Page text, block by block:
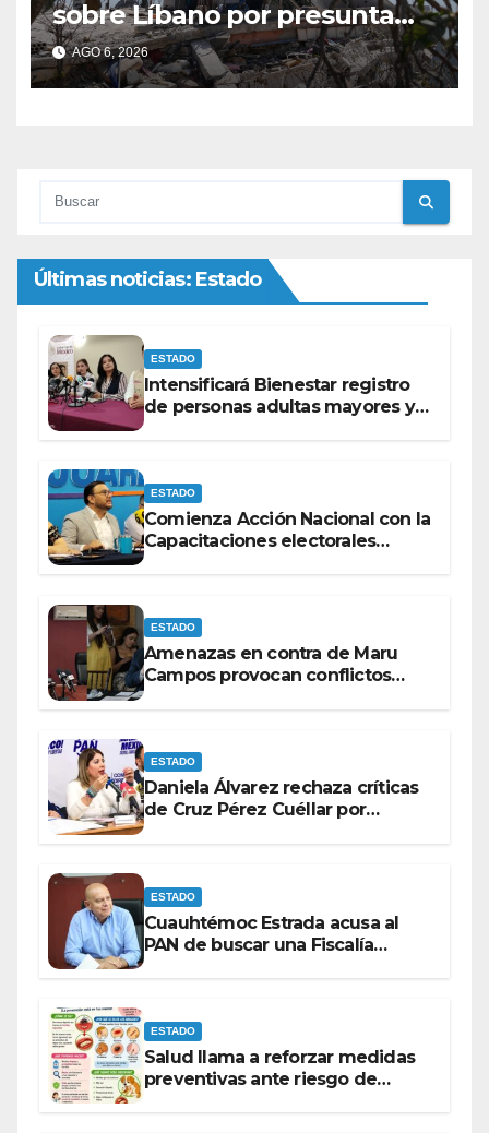
sobre Líbano por presunta
violación de Hezbollah al alto
al fuego
AGO 6, 2026
Últimas noticias: Estado
ESTADO
Intensificará Bienestar registro
de personas adultas mayores y
ESTADO
Comienza Acción Nacional con la
Capacitaciones electorales
ESTADO
Amenazas en contra de Maru
Campos provocan conflictos
ESTADO
Daniela Álvarez rechaza críticas
de Cruz Pérez Cuéllar por
ESTADO
Cuauhtémoc Estrada acusa al
PAN de buscar una Fiscalía
ESTADO
Salud llama a reforzar medidas
preventivas ante riesgo de